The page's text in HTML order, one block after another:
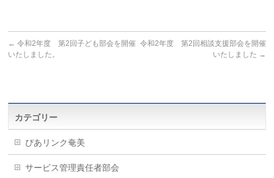
← 令和2年度 第2回子ども部会を開催
いたしました。
令和2年度 第2回相談支援部会を開催
いたしました →
カテゴリー
ぴあリンク奄美
サービス管理責任者部会